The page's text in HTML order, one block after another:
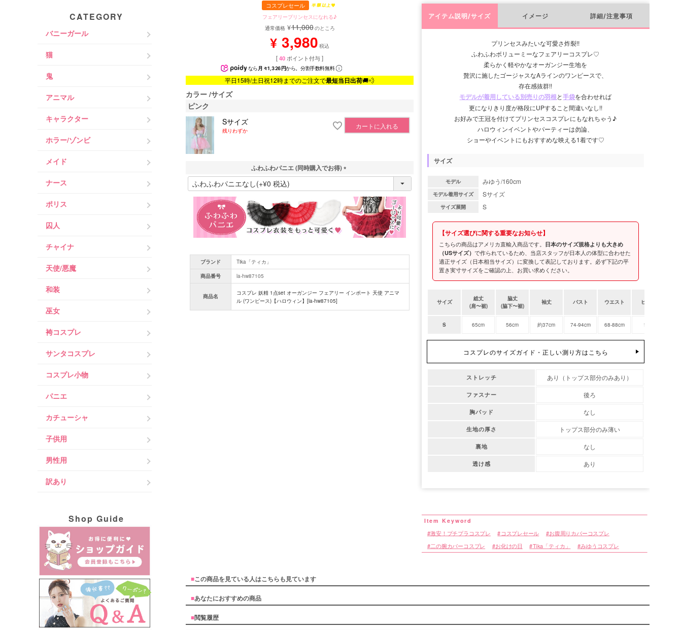
CATEGORY
バニーガール
猫
鬼
アニマル
キャラクター
ホラー/ゾンビ
メイド
ナース
ポリス
囚人
チャイナ
天使/悪魔
和装
巫女
袴コスプレ
サンタコスプレ
コスプレ小物
パニエ
カチューシャ
子供用
男性用
訳あり
Shop Guide
コスプレセール
フェアリープリンセスになれる♪
通常価格 ¥11,000のところ
¥ 3,980 税込
[40 ポイント付与 ]
なら 月々1,326円から。分割手数料無料
平日15時/土日祝12時までのご注文で最短当日出荷🚚💨
カラー サイズ
ピンク
Sサイズ
残りわずか
カートに入れる
ふわふわパニエ (同時購入でお得)
(
必
)
ブランド
Tika「ティカ」
商品番号
la-hw87105
商品名
コスプレ 妖精 1点set オーガンジー フェアリー インポート 天使 アニマ
ル (ワンピース)【ハロウィン】[la-hw87105]
アイテム説明/サイズ イメージ 詳細/注意事項
プリンセスみたいな可愛さ炸裂!!
ふわふわボリューミーなフェアリーコスプレ♡
柔らかく軽やかなオーガンジー生地を
贅沢に施したゴージャスなAラインのワンピースで、
存在感抜群!!
モデルが着用している別売りの羽根と手袋を合わせれば
更になりきり度が格段にUPすること間違いなし!!
お好みで王冠を付けてプリンセスコスプレにもなれちゃう♪
ハロウィンイベントやパーティーは勿論、
ショーやイベントにもおすすめな映える1着です♡
サイズ
モデル みゆう/160cm
モデル着用サイズ Sサイズ
サイズ展開 S
【サイズ選びに関する重要なお知らせ】
こちらの商品はアメリカ直輸入商品です。 日本のサイズ規格よりも大きめ
（USサイズ） で作られているため、当店スタッフが日本人の体型に合わせた
適正サイズ（日本相当サイズ）に変換して表記しております。必ず下記の平
置き実寸サイズをご確認の上、お買い求めください。
サイズ
総丈
(肩〜裾)
脇丈
(脇下〜裾)
袖丈 バスト ウエスト ヒップ
S 65cm 56cm 約37cm 74-94cm 68-88cm free
コスプレのサイズガイド・正しい測り方はこちら
ストレッチ あり（トップス部分のみあり）
ファスナー 後ろ
胸パッド なし
生地の厚さ トップス部分のみ薄い
裏地 なし
透け感 あり
激安！プチプラコスプレ コスプレセール お腹周りカバーコスプレ
二の腕カバーコスプレ お化けの日 Tika「ティカ」 みゆうコスプレ
■この商品を見ている人はこちらも見ています
■あなたにおすすめの商品
■閲覧履歴